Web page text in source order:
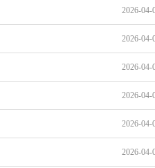
2026-04-
2026-04-
2026-04-
2026-04-
2026-04-
2026-04-